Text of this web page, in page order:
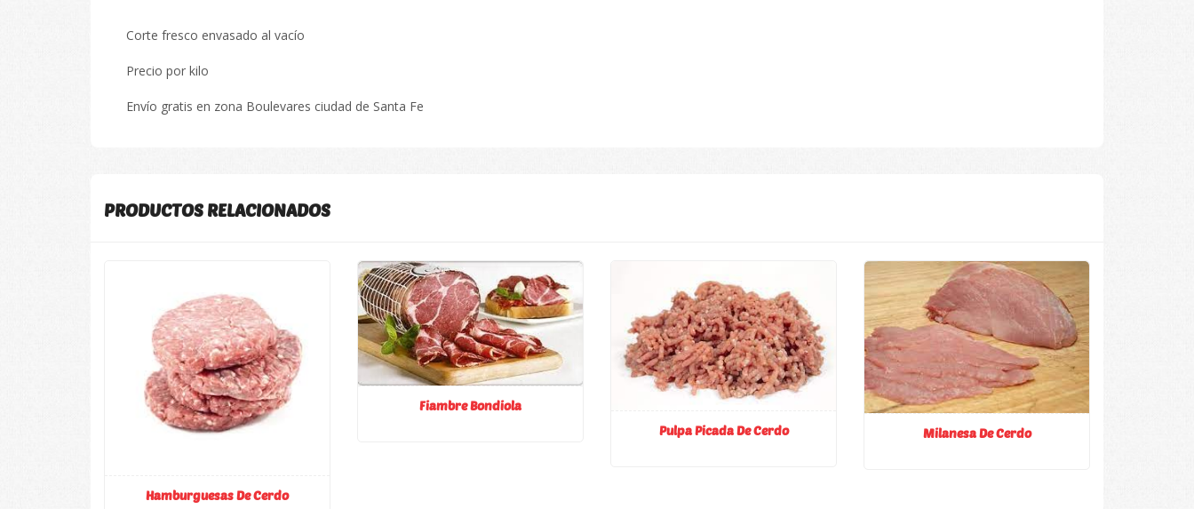
Corte fresco envasado al vacío
Precio por kilo
Envío gratis en zona Boulevares ciudad de Santa Fe
PRODUCTOS RELACIONADOS
Hamburguesas De Cerdo
Fiambre Bondiola
Pulpa Picada De Cerdo
Milanesa De Cerdo